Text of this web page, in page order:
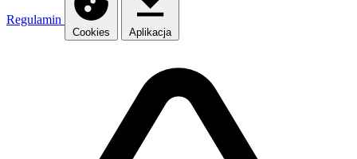
Regulamin
Cookies Aplikacja